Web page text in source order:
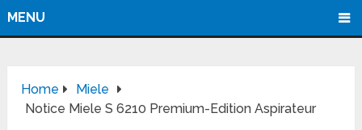
MENU
Home
Miele
Notice Miele S 6210 Premium-Edition Aspirateur